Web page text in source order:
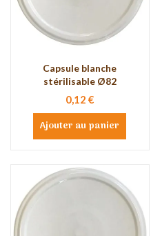
Capsule blanche
stérilisable Ø82
0,12 €
Ajouter au panier